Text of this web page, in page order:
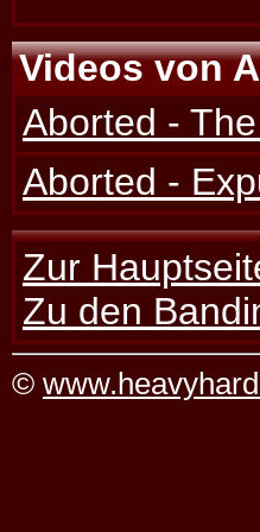
Videos von
Aborted -
Aborted -
Zur
Zu den
©